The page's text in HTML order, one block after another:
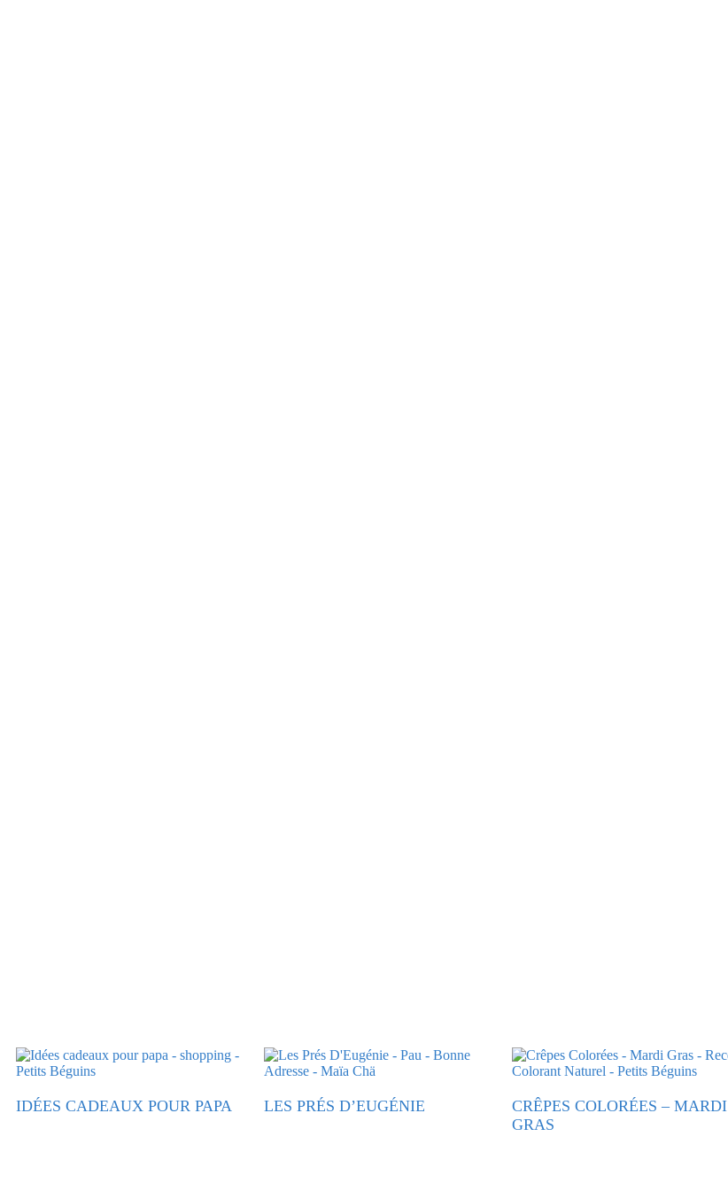
IDÉES CADEAUX POUR PAPA LES PRÉS D’EUGÉNIE
CRÊPES COLORÉES – MARDI
GRAS